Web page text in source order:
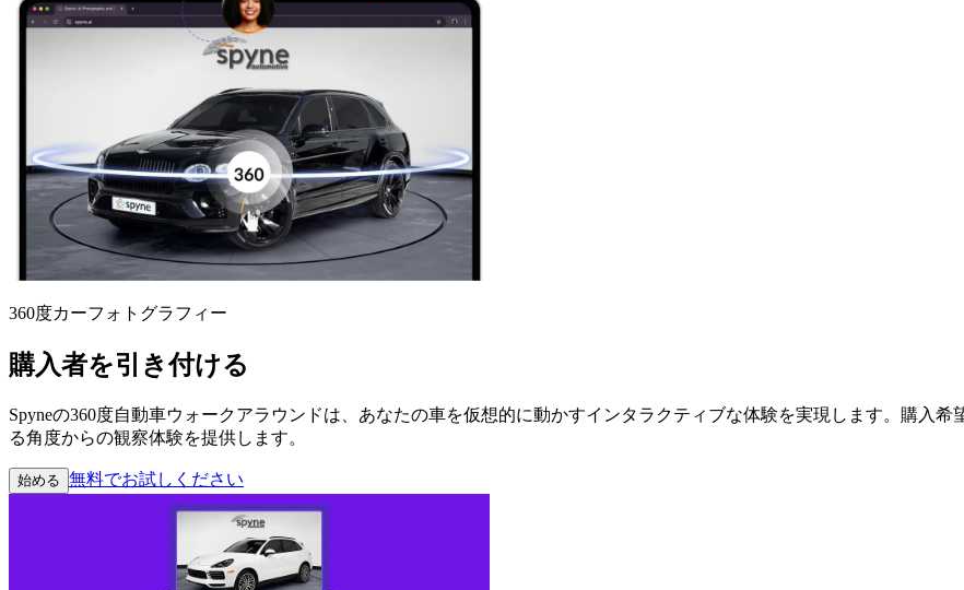
360度カーフォトグラフィー
購入者を引き付ける
Spyneの360度自動車ウォークアラウンドは、あなたの車を仮想的に動かすインタラクティブな体験を実現します。購入
る角度からの観察体験を提供します。
始める 無料でお試しください